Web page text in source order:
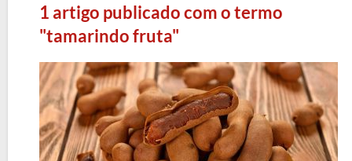
1 artigo publicado com o termo
"tamarindo fruta"